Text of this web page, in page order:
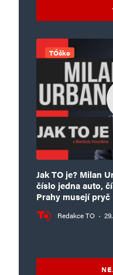
TÓčko
Jak TO je? Milan
číslo jedna auto,
Prahy musejí pryč
Redakce TO ·